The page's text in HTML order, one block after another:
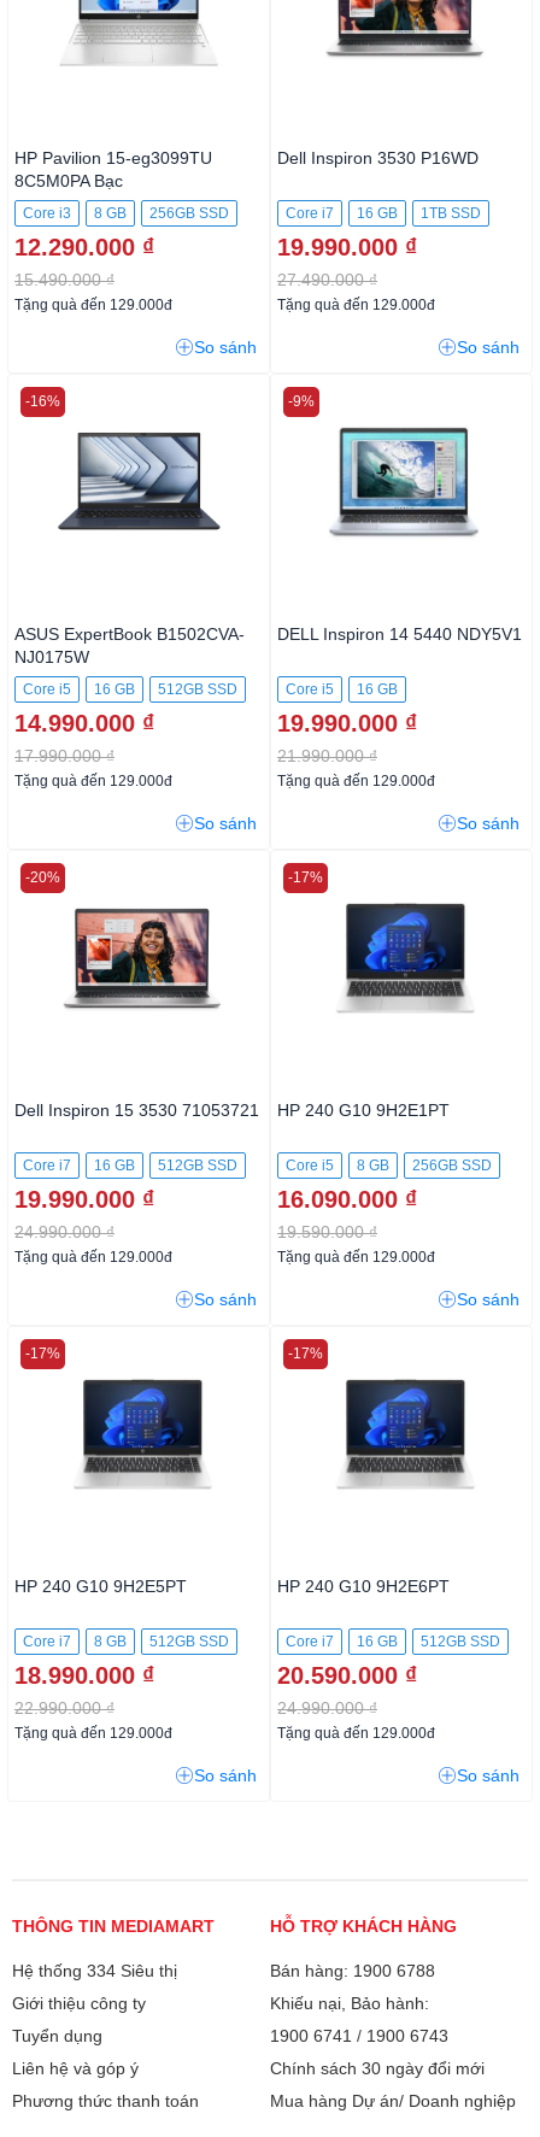
HP Pavilion 15-eg3099TU
8C5M0PA Bạc
Core i3 8 GB 256GB SSD
12.290.000 ₫
15.490.000 ₫
Tặng quà đến 129.000đ
So sánh
Dell Inspiron 3530 P16WD
Core i7 16 GB 1TB SSD
19.990.000 ₫
27.490.000 ₫
Tặng quà đến 129.000đ
So sánh
ASUS ExpertBook B1502CVA-
NJ0175W
Core i5 16 GB 512GB SSD
14.990.000 ₫
17.990.000 ₫
-16%
Tặng quà đến 129.000đ
So sánh
DELL Inspiron 14 5440 NDY5V1
Core i5 16 GB
19.990.000 ₫
21.990.000 ₫
-9%
Tặng quà đến 129.000đ
So sánh
Dell Inspiron 15 3530 71053721
Core i7 16 GB 512GB SSD
19.990.000 ₫
24.990.000 ₫
-20%
Tặng quà đến 129.000đ
So sánh
HP 240 G10 9H2E1PT
Core i5 8 GB 256GB SSD
16.090.000 ₫
19.590.000 ₫
-17%
Tặng quà đến 129.000đ
So sánh
HP 240 G10 9H2E5PT
Core i7 8 GB 512GB SSD
18.990.000 ₫
22.990.000 ₫
-17%
Tặng quà đến 129.000đ
So sánh
HP 240 G10 9H2E6PT
Core i7 16 GB 512GB SSD
20.590.000 ₫
24.990.000 ₫
-17%
Tặng quà đến 129.000đ
So sánh
THÔNG TIN MEDIAMART
Hệ thống 334 Siêu thị
Giới thiệu công ty
Tuyển dụng
Liên hệ và góp ý
Phương thức thanh toán
HỖ TRỢ KHÁCH HÀNG
Bán hàng: 1900 6788
Khiếu nại, Bảo hành:
1900 6741 / 1900 6743
Chính sách 30 ngày đổi mới
Mua hàng Dự án/ Doanh nghiệp